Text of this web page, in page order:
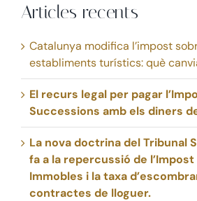
Articles recents
Catalunya modifica l’impost
establiments turístics: què
El recurs legal per pagar
Successions amb els diners
La nova doctrina del Tribunal
fa a la repercussió de
Immobles i la taxa
contractes de lloguer.